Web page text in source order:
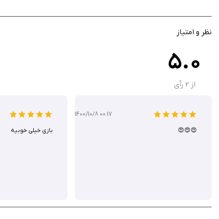
نظر و امتیاز
5.0
از 2 رأی
1400/10/8 00:17
😍😍😍 بازی خیلی خوبیه